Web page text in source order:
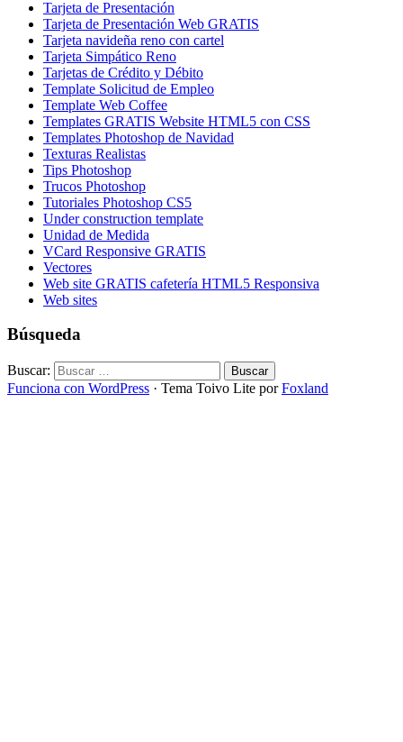
Tarjeta de Presentación
Tarjeta de Presentación Web GRATIS
Tarjeta navideña reno con cartel
Tarjeta Simpático Reno
Tarjetas de Crédito y Débito
Template Solicitud de Empleo
Template Web Coffee
Templates GRATIS Website HTML5 con CSS
Templates Photoshop de Navidad
Texturas Realistas
Tips Photoshop
Trucos Photoshop
Tutoriales Photoshop CS5
Under construction template
Unidad de Medida
VCard Responsive GRATIS
Vectores
Web site GRATIS cafetería HTML5 Responsiva
Web sites
Búsqueda
Buscar:
Funciona con WordPress · Tema Toivo Lite porFoxland